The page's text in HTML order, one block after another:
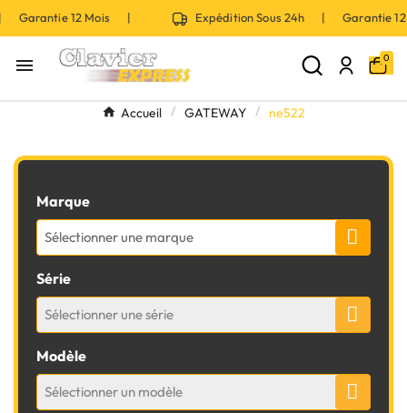
Garantie 12 Mois | Expédition Sous 24h | Garantie
 0
Accueil GATEWAY ne522
Marque
Sélectionner une marque
Série
Sélectionner une série
Modèle
Sélectionner un modèle